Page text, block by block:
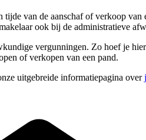
van de aanschaf of verkoop
ook bij de administratieve
vergunningen. Zo hoef je
of verkopen van een pand.
uitgebreide informatiepagina over